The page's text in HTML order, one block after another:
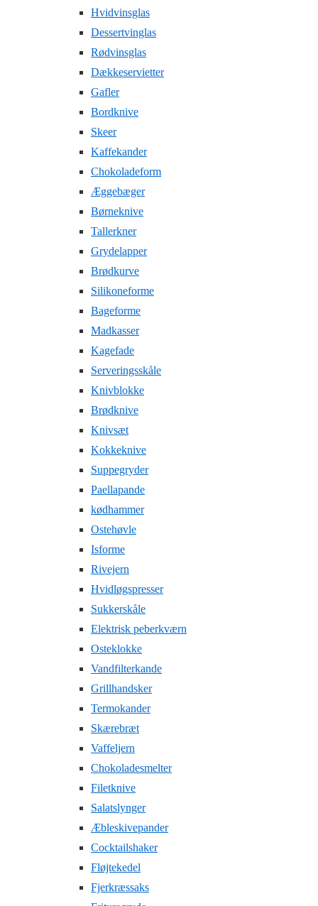
Hvidvinsglas
Dessertvinglas
Rødvinsglas
Dækkeservietter
Gafler
Bordknive
Skeer
Kaffekander
Chokoladeform
Æggebæger
Børneknive
Tallerkner
Grydelapper
Brødkurve
Silikoneforme
Bageforme
Madkasser
Kagefade
Serveringsskåle
Knivblokke
Brødknive
Knivsæt
Kokkeknive
Suppegryder
Paellapande
kødhammer
Ostehøvle
Isforme
Rivejern
Hvidløgspresser
Sukkerskåle
Elektrisk peberkværn
Osteklokke
Vandfilterkande
Grillhandsker
Termokander
Skærebræt
Vaffeljern
Chokoladesmelter
Filetknive
Salatslynger
Æbleskivepander
Cocktailshaker
Fløjtekedel
Fjerkræssaks